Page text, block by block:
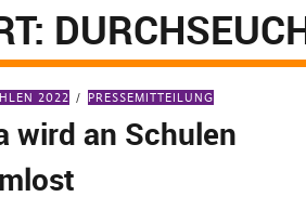
2022 PRESSEMITTEILUNG
wird an Schulen